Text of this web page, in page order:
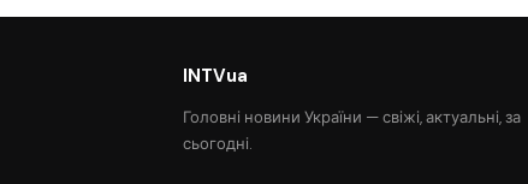
INTVua
Головні новини України — свіжі, актуальні, за
сьогодні.